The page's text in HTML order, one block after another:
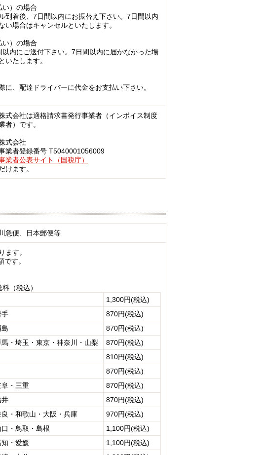
い）の場合
到着後、7日間以内にお振替え下さい。7日間以内
い場合はキャンセルといたします。
い）の場合
以内にご送付下さい。7日間以内に届かなかった場
いたします。
に、配達ドライバーに代金をお支払い下さい。
式会社は適格請求書発行事業者（インボイス制度
者）です。
式会社
業者登録番号 T5040001056009
業者公表サイト（国税庁）
けます。
急便、日本郵便等
ます。
す。
（税込）
1,300円(税込)
手
870円(税込)
870円(税込)
・埼玉・東京・神奈川・山梨
870円(税込)
810円(税込)
870円(税込)
・三重
870円(税込)
井
870円(税込)
・和歌山・大阪・兵庫
970円(税込)
・鳥取・島根
1,100円(税込)
・愛媛
1,100円(税込)